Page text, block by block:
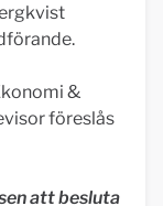
&
föreslås
att besluta